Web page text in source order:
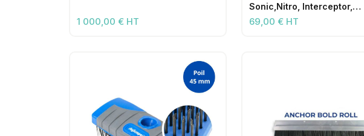
1 000,00 € HT
Sonic,Nitro, Interceptor,
75/78/85
69,00 € HT